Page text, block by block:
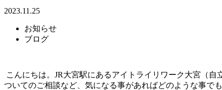
2023.11.25
お知らせ
ブログ
こんにちは。JR大宮駅にあるアイトライリワーク大宮（
ついてのご相談など、気になる事があればどのような事で